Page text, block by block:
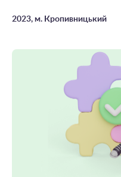
2023, м. Кропивницький